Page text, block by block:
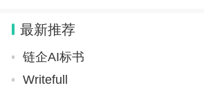
最新推荐
链企AI标书
Writefull